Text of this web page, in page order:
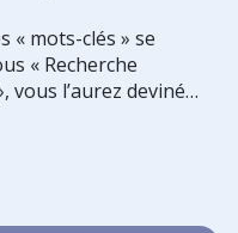
« mots-clés » se
« Recherche
vous l’aurez deviné…